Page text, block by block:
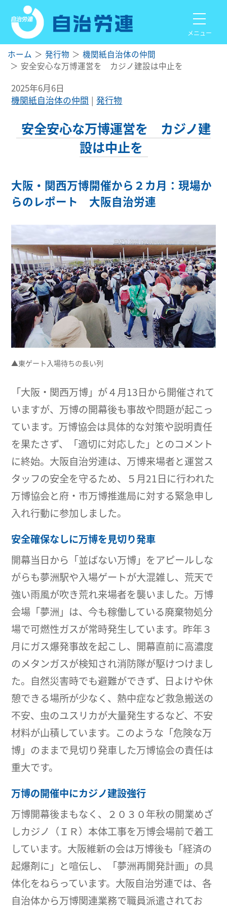
メニュー
ホーム 発行物
機関紙自治体の仲間
安全安心な万博運営を カジノ建設は中止を
2025年6月6日
機関紙自治体の仲間
発行物
安全安心な万博運営を カジノ建
設は中止を
大阪・関西万博開催から２カ月：現場か
らのレポート 大阪自治労連
▲東ゲート入場待ちの長い列
「大阪・関西万博」が４月13日から開催されて
いますが、万博の開幕後も事故や問題が起こっ
ています。万博協会は具体的な対策や説明責任
を果たさず、「適切に対応した」とのコメント
に終始。大阪自治労連は、万博来場者と運営ス
タッフの安全を守るため、５月21日に行われた
万博協会と府・市万博推進局に対する緊急申し
入れ行動に参加しました。
安全確保なしに万博を見切り発車
開幕当日から「並ばない万博」をアピールしな
がらも夢洲駅や入場ゲートが大混雑し、荒天で
強い雨風が吹き荒れ来場者を襲いました。万博
会場「夢洲」は、今も稼働している廃棄物処分
場で可燃性ガスが常時発生しています。昨年３
月にガス爆発事故を起こし、開幕直前に高濃度
のメタンガスが検知され消防隊が駆けつけまし
た。自然災害時でも避難ができず、日よけや休
憩できる場所が少なく、熱中症など救急搬送の
不安、虫のユスリカが大量発生するなど、不安
材料が山積しています。このような「危険な万
博」のままで見切り発車した万博協会の責任は
重大です。
万博の開催中にカジノ建設強行
万博開幕後まもなく、２０３０年秋の開業めざ
しカジノ（ＩＲ）本体工事を万博会場前で着工
しています。大阪維新の会は万博後も「経済の
起爆剤に」と喧伝し、「夢洲再開発計画」の具
体化をねらっています。大阪自治労連では、各
自治体から万博関連業務で職員派遣されてお